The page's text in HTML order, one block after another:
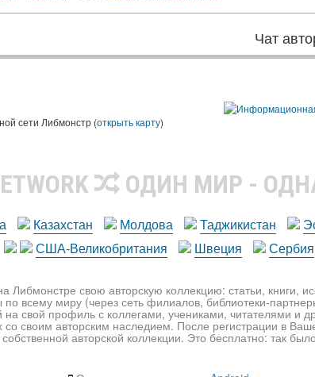
Чат
сети Либмонстр (открыть карту)
ОДИН МИР -
Казахстан Молдова Таджикистан
США-Великобритания
Швеция Сербия
Либмонстре свою авторскую коллекцию: статьи, книги,
всему миру (через сеть филиалов, библиотеки-
на свой профиль с коллегами, учениками, читателями и
со своим авторским наследием. После регистрации в
авторской коллекции. Это бесплатно: так